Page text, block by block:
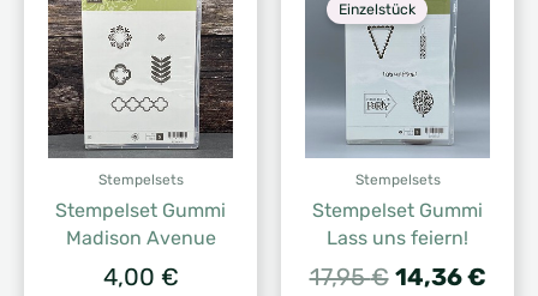
Stempelsets
Stempelset Gummi
Madison Avenue
4,00 €
Einzelstück
Stempelsets
Stempelset Gummi
Lass uns feiern!
17,95€ 14,36€